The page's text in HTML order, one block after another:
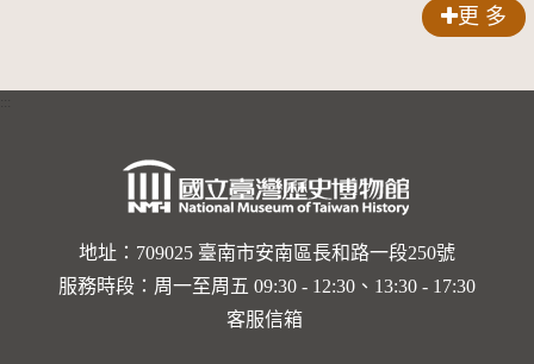
更 多
地址：709025 臺南市安南區長和路一段250號
服務時段：周一至周五 09:30 - 12:30、13:30 - 17:30
客服信箱